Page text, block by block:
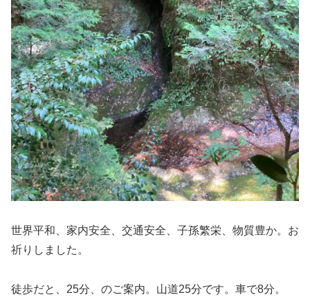
世界平和、家内安全、交通安全、子孫繁栄、物質豊か。お
祈りしました。
徒歩だと、25分、のご案内。山道25分です。車で8分。